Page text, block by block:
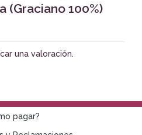
(Graciano 100%)
una valoración.
pagar?